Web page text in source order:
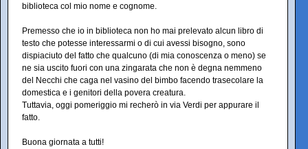
biblioteca col mio nome e cognome.
Premesso che io in biblioteca non ho mai prelevato alcun libro di
testo che potesse interessarmi o di cui avessi bisogno, sono
dispiaciuto del fatto che qualcuno (di mia conoscenza o meno) se
ne sia uscito fuori con una zingarata che non è degna nemmeno
del Necchi che caga nel vasino del bimbo facendo trasecolare la
domestica e i genitori della povera creatura.
Tuttavia, oggi pomeriggio mi recherò in via Verdi per appurare il
fatto.
Buona giornata a tutti!